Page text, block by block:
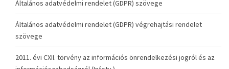
Általános adatvédelmi rendelet (GDPR) szövege
Általános adatvédelmi rendelet (GDPR) végrehajtási rendelet
szövege
2011. évi CXII. törvény az információs önrendelkezési jogról és az